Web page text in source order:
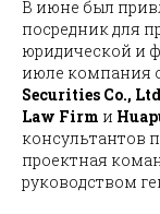
В июне был
посредник для
юридической и
июле компания
Securities Co.,
Law Firm и
консультантов
проектная
руководством